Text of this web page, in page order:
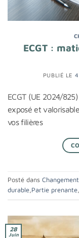
ECGT :
PUBLIÉ LE
ECGT (UE 2024/
exposé et
vos filières
Posté dans
durable Partie prenante
28
Juin